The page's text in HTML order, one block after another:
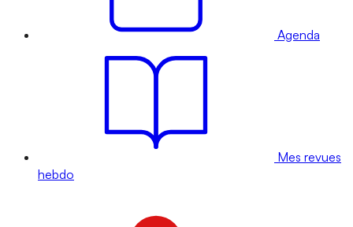
Agenda
Mes revues
hebdo